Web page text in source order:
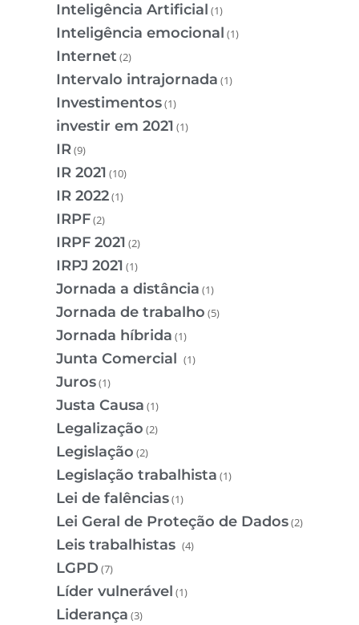
Inteligência Artificial (1)
Inteligência emocional (1)
Internet (2)
Intervalo intrajornada (1)
Investimentos(1)
investir em 2021 (1)
IR(9)
IR 2021 (10)
IR 2022(1)
IRPF(2)
IRPF 2021 (2)
IRPJ 2021 (1)
Jornada a distância (1)
Jornada de trabalho (5)
Jornada híbrida (1)
Junta Comercial (1)
Juros(1)
Justa Causa (1)
Legalização (2)
Legislação (2)
Legislação trabalhista (1)
Lei de falências(1)
Lei Geral de Proteção de Dados(2)
Leis trabalhistas (4)
LGPD (7)
Líder vulnerável (1)
Liderança (3)